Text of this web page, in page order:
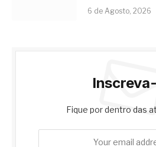
6 de Agosto, 2026
Fique por dentro das